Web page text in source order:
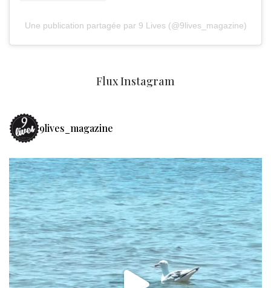
Une publication partagée par 9 Lives (@9lives_magazine)
Flux Instagram
9lives_magazine